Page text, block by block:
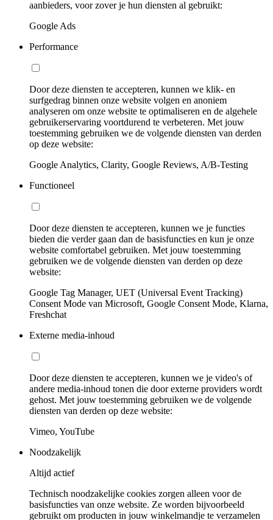
aanbieders, voor zover je hun diensten al gebruikt:
Google Ads
Performance
Door deze diensten te accepteren, kunnen we klik- en
surfgedrag binnen onze website volgen en anoniem
analyseren om onze website te optimaliseren en de algehele
gebruikerservaring voortdurend te verbeteren. Met jouw
toestemming gebruiken we de volgende diensten van derden
op deze website:
Google Analytics, Clarity, Google Reviews, A/B-Testing
Functioneel
Door deze diensten te accepteren, kunnen we je functies
bieden die verder gaan dan de basisfuncties en kun je onze
website comfortabel gebruiken. Met jouw toestemming
gebruiken we de volgende diensten van derden op deze
website:
Google Tag Manager, UET (Universal Event Tracking)
Consent Mode van Microsoft, Google Consent Mode, Klarna,
Freshchat
Externe media-inhoud
Door deze diensten te accepteren, kunnen we je video's of
andere media-inhoud tonen die door externe providers wordt
gehost. Met jouw toestemming gebruiken we de volgende
diensten van derden op deze website:
Vimeo, YouTube
Noodzakelijk
Altijd actief
Technisch noodzakelijke cookies zorgen alleen voor de
basisfuncties van onze website. Ze worden bijvoorbeeld
gebruikt om producten in jouw winkelmandje te verzamelen